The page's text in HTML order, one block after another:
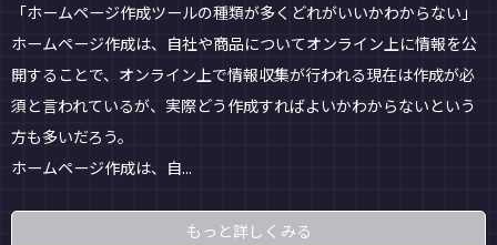
「ホームページ作成ツールの種類が多くどれがいいかわからない」
ホームページ作成は、自社や商品についてオンライン上に情報を公
開することで、オンライン上で情報収集が行われる現在は作成が必
須と言われているが、実際どう作成すればよいかわからないという
方も多いだろう。
ホームページ作成は、自...
もっと詳しくみる